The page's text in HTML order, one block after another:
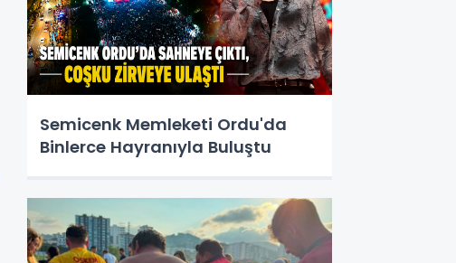
Semicenk Memleketi Ordu'da
Binlerce Hayranıyla Buluştu